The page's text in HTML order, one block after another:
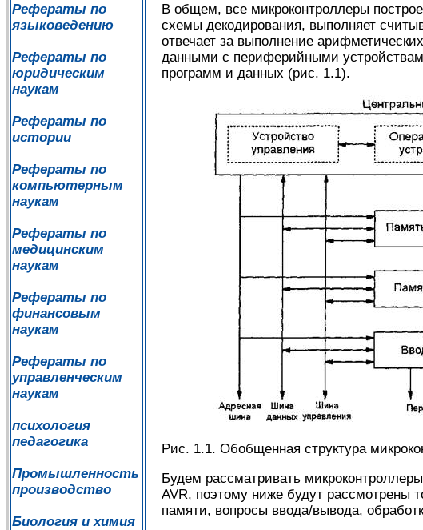
Рефераты по
языковедению
Рефераты по
юридическим
наукам
Рефераты по
истории
Рефераты по
компьютерным
наукам
Рефераты по
медицинским
наукам
Рефераты по
финансовым
наукам
Рефераты по
управленческим
наукам
психология
педагогика
Промышленность
производство
Биология и химия
В общем, все микроконтроллеры
схемы декодирования, выполняет
отвечает за выполнение
данными с периферийными
программ и данных (рис. 1.1).
Рис. 1.1. Обобщенная структура
Будем рассматривать
AVR, поэтому ниже будут рассмотрены
памяти, вопросы ввода/вывода,